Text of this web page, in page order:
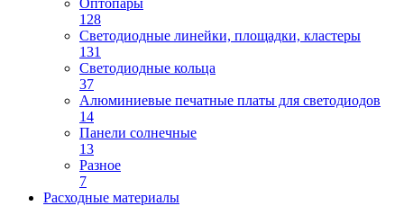
128
Светодиодные линейки, площадки, кластеры
131
Светодиодные кольца
37
Алюминиевые печатные платы для светодиодов
14
Панели солнечные
13
Разное
7
Расходные материалы